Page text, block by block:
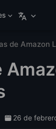
de Amazon
26 de